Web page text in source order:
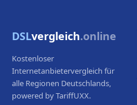
DSLvergleich.online
Kostenloser
Internetanbietervergleich für
alle Regionen Deutschlands,
powered by TariffUXX.